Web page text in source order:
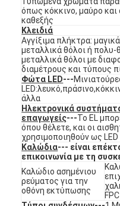
Επισκεψή
Έλεγχος ποιότητας
Επικοινωνήστε μαζί
Ειδήσεις
Ζητήστε μια
Διακόπτης
Αφής διακόπτης
όπως κόκκινο, μαύρο
καθεξής
Κλειδιά
Αγγίξιμα πλήκτρα: μαγικά
μεταλλικά θόλοι ή πολυ-
μεταλλικά θόλοι με
διαμέτρους και τύπους
Φώτα LED---
άλλα
Ηλεκτρονικά
επαγωγείς---Το EL
όπου θέλετε, και οι
χρησιμοποιηθούν ως LED
Καλώδια--- είναι
επικοινωνία με τη
Καλώδιο ασημένιου
ρεύματος για την
οθόνη εκτύπωσης
FPC